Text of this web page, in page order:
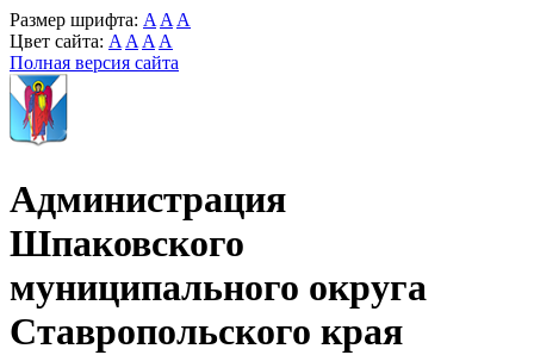
Размер шрифта: A A A
Цвет сайта: A A A A
Полная версия сайта
Администрация
Шпаковского
муниципального округа
Ставропольского края